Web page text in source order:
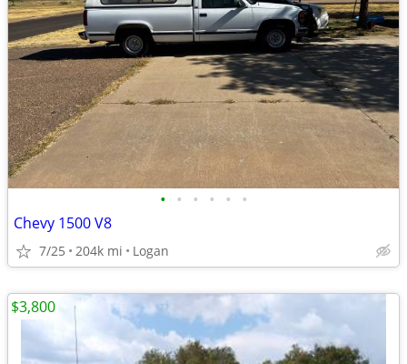
• • • • • •
Chevy 1500 V8
7/25 204k mi Logan
$3,800